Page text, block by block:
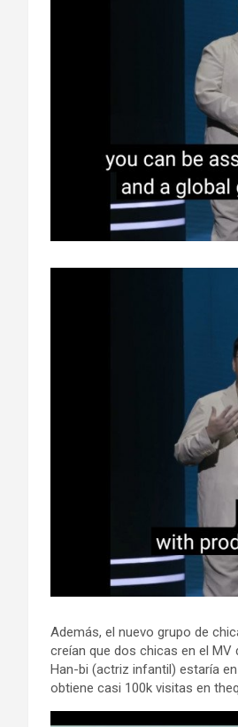
Además, el nuevo grupo de
creían que dos chicas en el MV
Han-bi (actriz infantil) estaría
obtiene casi 100k visitas en